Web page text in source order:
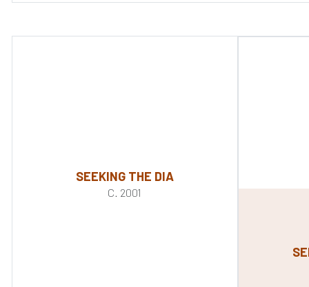
SEEKING THE DIA
C. 2001